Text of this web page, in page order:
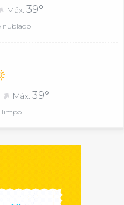
Máx. 39°
nublado
Máx.39°
limpo